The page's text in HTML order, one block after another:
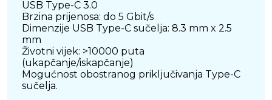
USB Type-C 3.0
Brzina prijenosa: do 5 Gbit/s
Dimenzije USB Type-C sučelja: 8.3 mm x 2.5
mm
Životni vijek: >10000 puta
(ukapčanje/iskapčanje)
Mogućnost obostranog priključivanja Type-C
sučelja.